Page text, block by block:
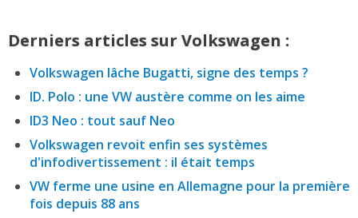
Derniers articles sur Volkswagen :
Volkswagen lâche Bugatti, signe des temps ?
ID. Polo : une VW austère comme on les aime
ID3 Neo : tout sauf Neo
Volkswagen revoit enfin ses systèmes
d'infodivertissement : il était temps
VW ferme une usine en Allemagne pour la première
fois depuis 88 ans